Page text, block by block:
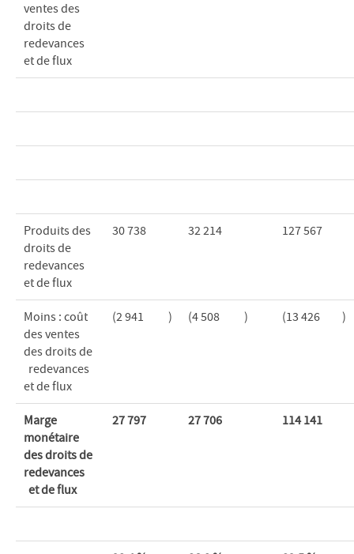
ventes des
droits de
redevances
et de flux
Produits des
droits de
redevances
et de flux
30 738 32 214 127 567
Moins : coût
des ventes
des droits de
redevances
et de flux
(2 941 ) (4 508 ) (13 426 )
Marge
monétaire
des droits de
redevances
et de flux
27797 27706 114 141